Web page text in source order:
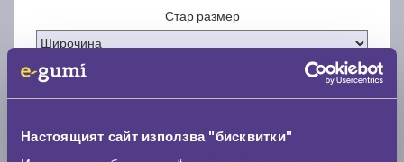
Настоящият сайт използва "бисквитки"
Стар размер
Нов размер